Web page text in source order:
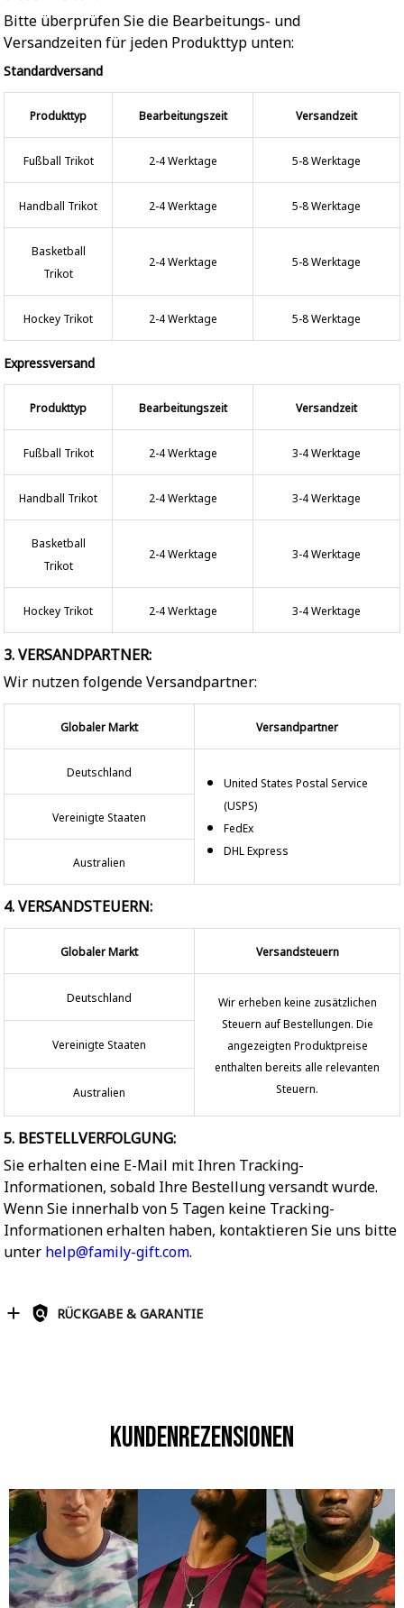
Bitte überprüfen Sie die Bearbeitungs- und
Versandzeiten für jeden Produkttyp unten:
Standardversand
Produkttyp Bearbeitungszeit Versandzeit
Fußball Trikot 2-4 Werktage 5-8 Werktage
Handball Trikot 2-4 Werktage 5-8 Werktage
Basketball
Trikot
2-4 Werktage 5-8 Werktage
Hockey Trikot 2-4 Werktage 5-8 Werktage
Expressversand
Produkttyp Bearbeitungszeit Versandzeit
Fußball Trikot 2-4 Werktage 3-4 Werktage
Handball Trikot 2-4 Werktage 3-4 Werktage
Basketball
Trikot
2-4 Werktage 3-4 Werktage
Hockey Trikot 2-4 Werktage 3-4 Werktage
3. VERSANDPARTNER:
Wir nutzen folgende Versandpartner:
Globaler Markt Versandpartner
Deutschland
United States Postal Service
(USPS)
FedEx
DHL Express
Vereinigte Staaten
Australien
4. VERSANDSTEUERN:
Globaler Markt Versandsteuern
Deutschland
Wir erheben keine zusätzlichen
Steuern auf Bestellungen. Die
angezeigten Produktpreise
enthalten bereits alle relevanten
Steuern.
Vereinigte Staaten
Australien
5. BESTELLVERFOLGUNG:
Sie erhalten eine E-Mail mit Ihren Tracking-
Informationen, sobald Ihre Bestellung versandt wurde.
Wenn Sie innerhalb von 5 Tagen keine Tracking-
Informationen erhalten haben, kontaktieren Sie uns bitte
unter help@family-gift.com.
RÜCKGABE & GARANTIE
Kundenrezensionen